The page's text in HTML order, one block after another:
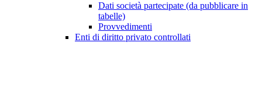
Dati società partecipate (da pubblicare in
tabelle)
Provvedimenti
Enti di diritto privato controllati